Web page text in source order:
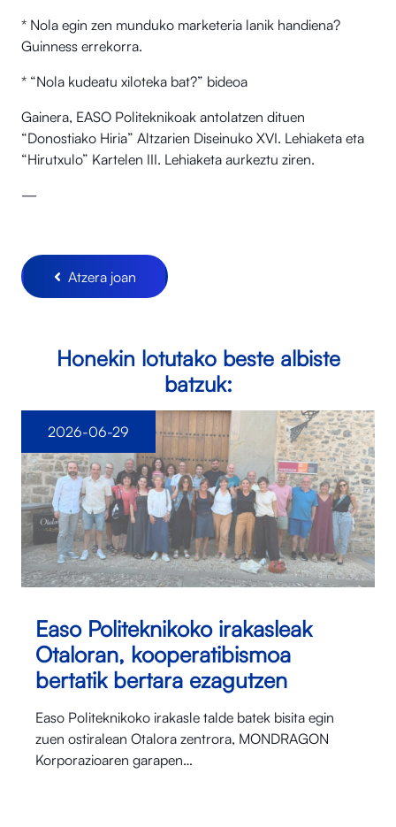
* Nola egin zen munduko marketeria lanik handiena?
Guinness errekorra.
* “Nola kudeatu xiloteka bat?” bideoa
Gainera, EASO Politeknikoak antolatzen dituen
“Donostiako Hiria” Altzarien Diseinuko XVI. Lehiaketa eta
“Hirutxulo” Kartelen III. Lehiaketa aurkeztu ziren.
—
Atzera joan
Honekin lotutako beste albiste
batzuk:
Easo Politeknikoko irakasleak
Otaloran, kooperatibismoa
bertatik bertara ezagutzen
Easo Politeknikoko irakasle talde batek bisita egin
zuen ostiralean Otalora⁠ zentrora, MONDRAGON
Korporazioaren garapen…
2026-06-29